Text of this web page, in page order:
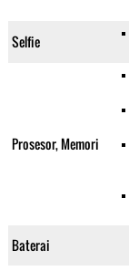
Selfie
Prosesor, Memori
Baterai